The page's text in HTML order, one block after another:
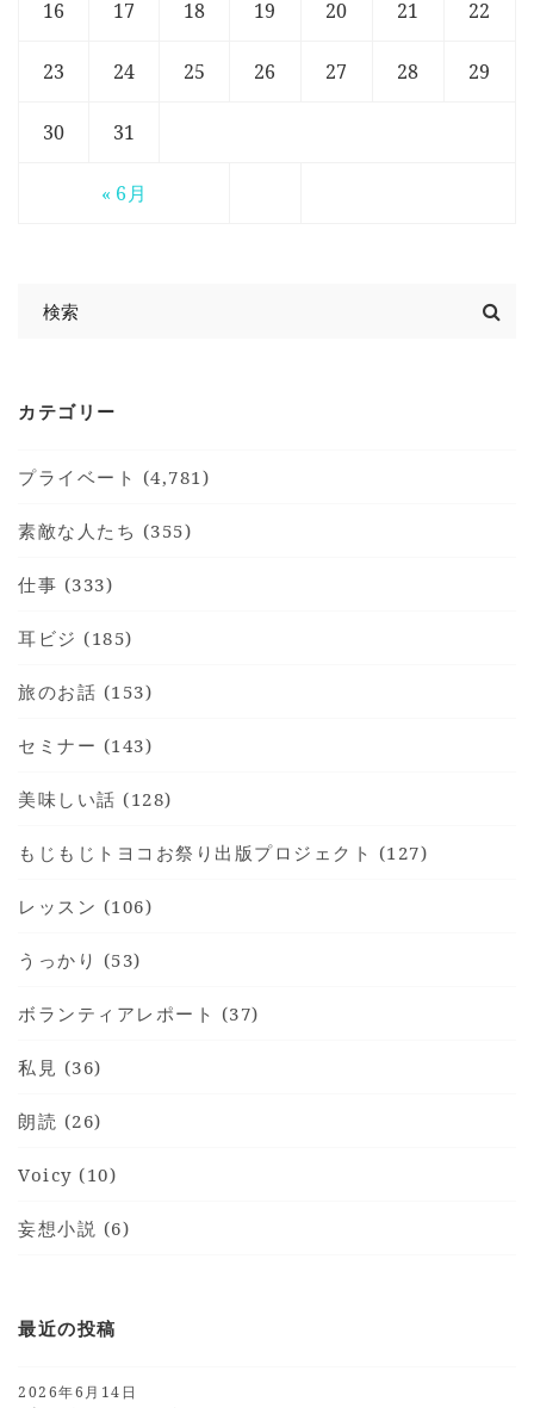
« 6月
16 17 18 19 20 21 22
23 24 25 26 27 28 29
30 31
カテゴリー
プライベート (4,781)
素敵な人たち (355)
仕事 (333)
耳ビジ (185)
旅のお話 (153)
セミナー (143)
美味しい話 (128)
もじもじトヨコお祭り出版プロジェクト (127)
レッスン (106)
うっかり (53)
ボランティアレポート (37)
私見 (36)
朗読 (26)
Voicy (10)
妄想小説 (6)
最近の投稿
2026年6月14日